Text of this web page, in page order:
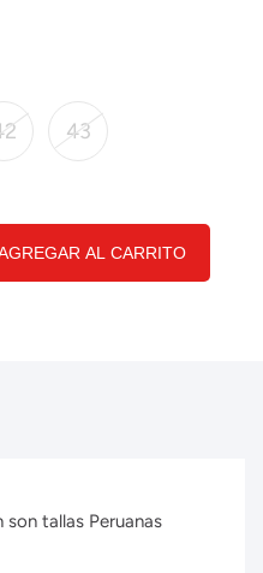
43
AL CARRITO
son tallas Peruanas